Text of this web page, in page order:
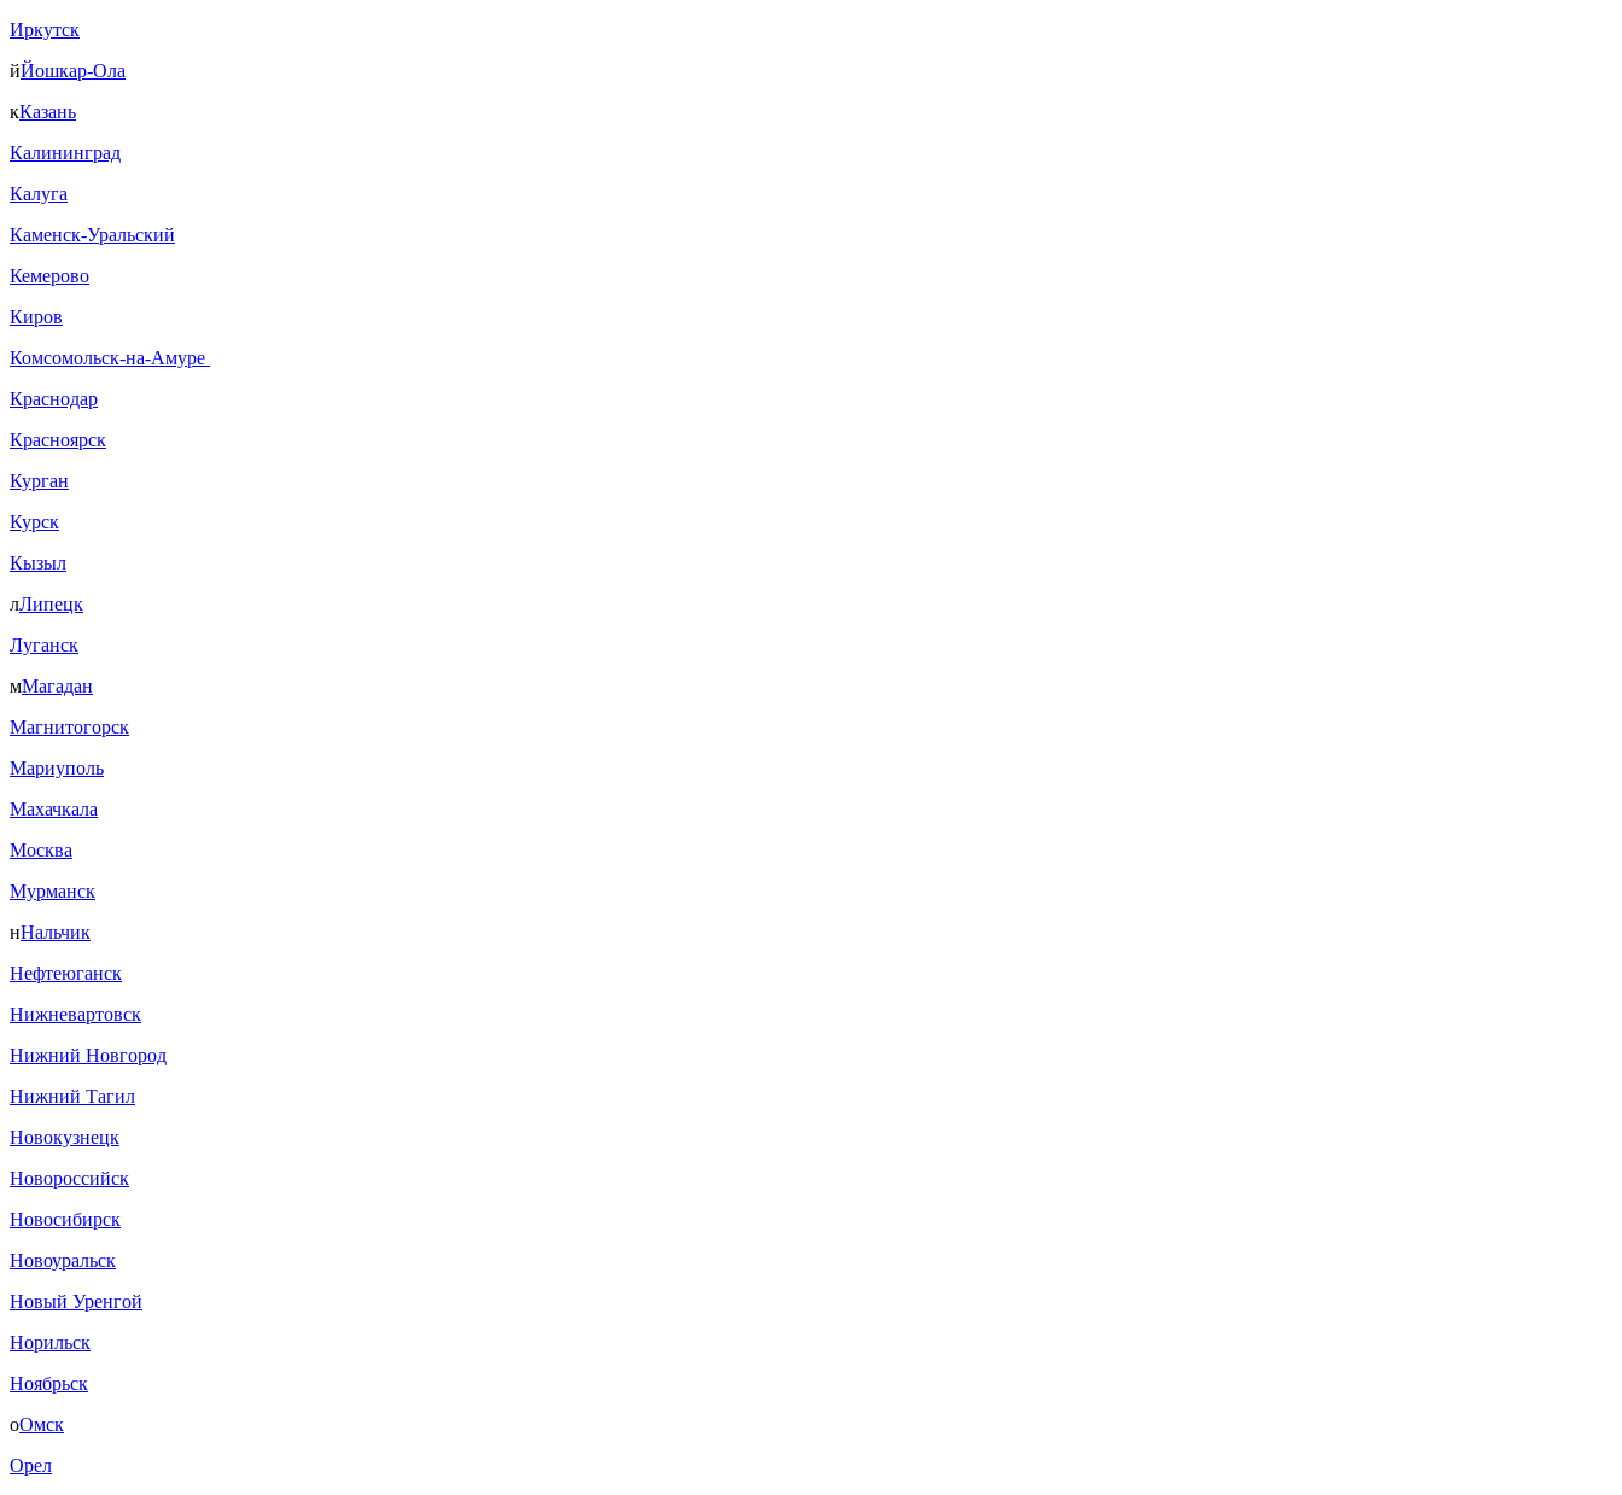
Иркутск
йЙошкар-Ола
кКазань
Калининград
Калуга
Каменск-Уральский
Кемерово
Киров
Комсомольск-на-Амуре
Краснодар
Красноярск
Курган
Курск
Кызыл
лЛипецк
Луганск
мМагадан
Магнитогорск
Мариуполь
Махачкала
Москва
Мурманск
нНальчик
Нефтеюганск
Нижневартовск
Нижний Новгород
Нижний Тагил
Новокузнецк
Новороссийск
Новосибирск
Новоуральск
Новый Уренгой
Норильск
Ноябрьск
оОмск
Орел